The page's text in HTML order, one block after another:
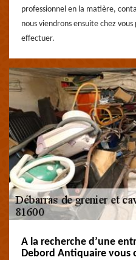
professionnel en la matière,
nous viendrons ensuite chez
effectuer.
A la recherche d’une
Debord Antiquaire vous